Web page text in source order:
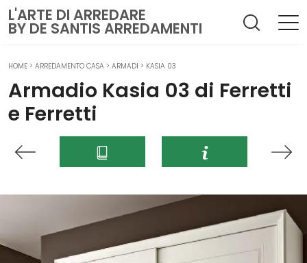
L'ARTE DI ARREDARE
BY DE SANTIS ARREDAMENTI
HOME > ARREDAMENTO CASA > ARMADI > KASIA 03
Armadio Kasia 03 di Ferretti
e Ferretti